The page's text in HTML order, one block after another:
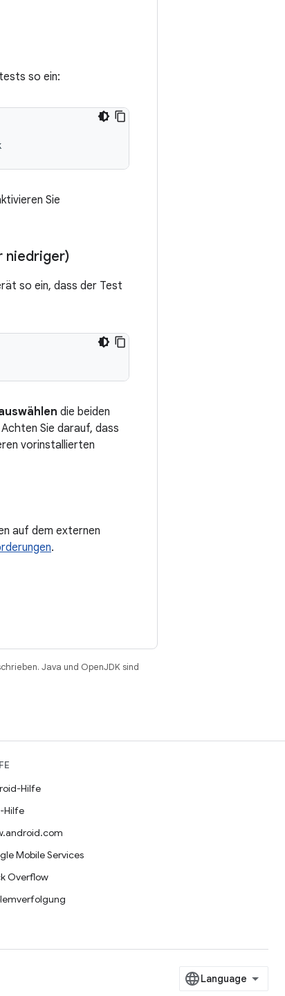
so ein:
Sie
niedriger)
so ein, dass der Test
die beiden
Sie darauf, dass
vorinstallierten
auf dem externen
.
Java und OpenJDK sind
Hilfe
Hilfe
Mobile Services
Overflow